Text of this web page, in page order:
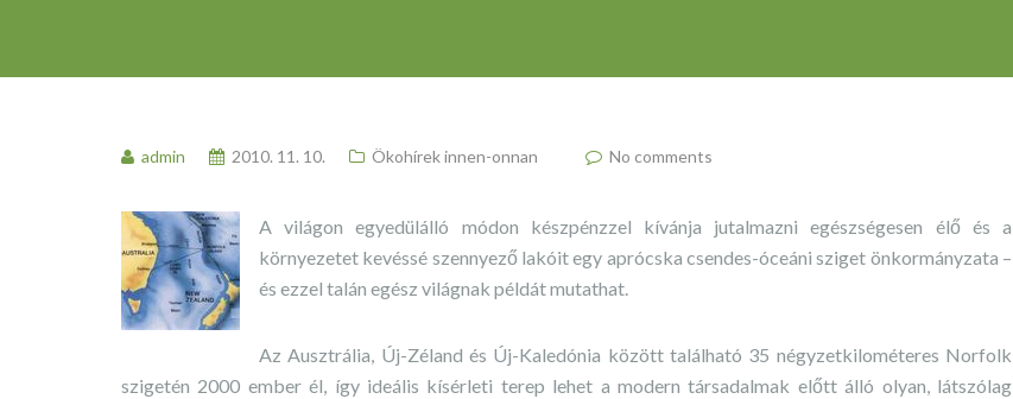
admin 2010. 11. 10. Ökohírek innen-onnan No comments
A világon egyedülálló módon készpénzzel kívánja jutalmazni egészségesen élő és a
környezetet kevéssé szennyező lakóit egy aprócska csendes-óceáni sziget önkormányzata –
és ezzel talán egész világnak példát mutathat.
Az Ausztrália, Új-Zéland és Új-Kaledónia között található 35 négyzetkilométeres Norfolk
szigetén 2000 ember él, így ideális kísérleti terep lehet a modern társadalmak előtt álló olyan, látszólag